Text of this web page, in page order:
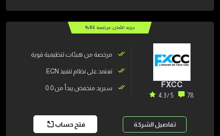
درجه الأمان: مرتفعة 86
%
FXCC
78
5 / 4.3
مرخصة من هيئات تنظيمية قوية
تعتمد على نظام تنفيذ ECN
سبريد منخفض يبدأ من 0.0
فتح حساب تفاصيل الشركة